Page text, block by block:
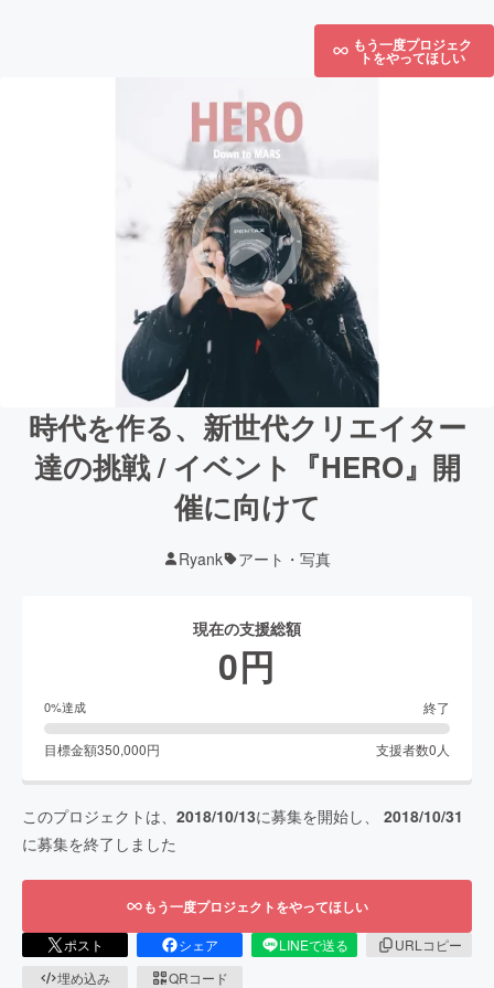
もう一度プロジェク
トをやってほしい
時代を作る、新世代クリエイター
達の挑戦 / イベント『HERO』開
催に向けて
Ryank アート・写真
現在の支援総額
0円
0%達成 終了
目標金額350,000円 支援者数0 人
このプロジェクトは、 2018/10/13に募集を開始し、 2018/10/31
に募集を終了しました
もう一度プロジェクトをやってほしい
ポスト シェア LINEで送る
URLコピー
埋め込み
QRコード